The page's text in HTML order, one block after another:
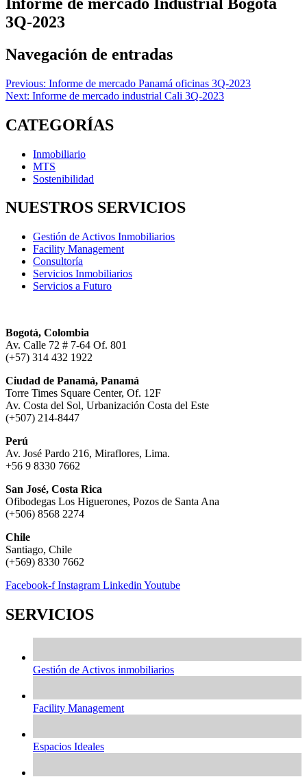
3Q-2023
Navegación de entradas
Previous: Informe de mercado Panamá oficinas 3Q-2023
Next: Informe de mercado industrial Cali 3Q-2023
CATEGORÍAS
Inmobiliario
MTS
Sostenibilidad
NUESTROS SERVICIOS
Gestión de Activos Inmobiliarios
Facility Management
Consultoría
Servicios Inmobiliarios
Servicios a Futuro
Bogotá, Colombia
Av. Calle 72 # 7-64 Of. 801
(+57) 314 432 1922
Ciudad de Panamá, Panamá
Torre Times Square Center, Of. 12F
Av. Costa del Sol, Urbanización Costa del Este
(+507) 214-8447
Perú
Av. José Pardo 216, Miraflores, Lima.
+56 9 8330 7662
San José, Costa Rica
Ofibodegas Los Higuerones, Pozos de Santa Ana
(+506) 8568 2274
Chile
Santiago, Chile
(+569) 8330 7662
Facebook-f Instagram Linkedin Youtube
SERVICIOS
Gestión de Activos inmobiliarios
Facility Management
Espacios Ideales